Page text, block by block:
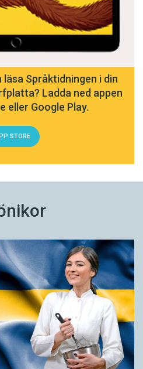
läsa Språktidningen i din
Ladda ned appen
eller Google Play.
STORE